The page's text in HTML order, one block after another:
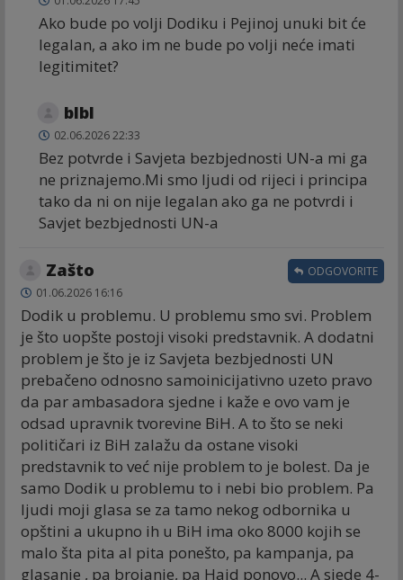
Ako bude po volji Dodiku i Pejinoj unuki bit će
legalan, a ako im ne bude po volji neće imati
legitimitet?
blbl
02.06.2026 22:33
Bez potvrde i Savjeta bezbjednosti UN-a mi ga
ne priznajemo.Mi smo ljudi od rijeci i principa
tako da ni on nije legalan ako ga ne potvrdi i
Savjet bezbjednosti UN-a
Zašto
01.06.2026 16:16
Dodik u problemu. U problemu smo svi. Problem
je što uopšte postoji visoki predstavnik. A dodatni
problem je što je iz Savjeta bezbjednosti UN
prebačeno odnosno samoinicijativno uzeto pravo
da par ambasadora sjedne i kaže e ovo vam je
odsad upravnik tvorevine BiH. A to što se neki
političari iz BiH zalažu da ostane visoki
predstavnik to već nije problem to je bolest. Da je
samo Dodik u problemu to i nebi bio problem. Pa
ljudi moji glasa se za tamo nekog odbornika u
opštini a ukupno ih u BiH ima oko 8000 kojih se
malo šta pita al pita ponešto, pa kampanja, pa
glasanje , pa brojanje, pa Hajd ponovo... A sjede 4-
ODGOVORITE